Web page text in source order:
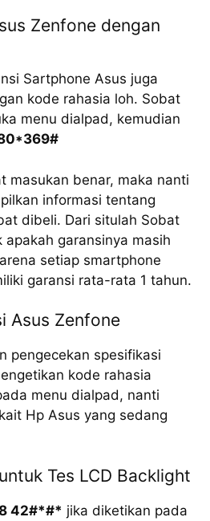
Zenfone dengan
Sartphone Asus juga
kode rahasia loh. Sobat
menu dialpad, kemudian
masukan benar, maka nanti
informasi tentang
dibeli. Dari situlah Sobat
garansinya masih
setiap smartphone
garansi rata-rata 1 tahun.
Asus Zenfone
pengecekan spesifikasi
kode rahasia
menu dialpad, nanti
Hp Asus yang sedang
Tes LCD Backlight
42#*#* jika diketikan pada